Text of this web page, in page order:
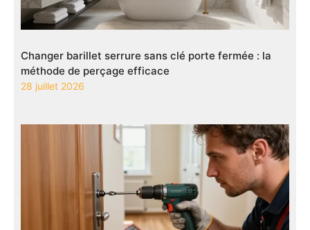
Changer barillet serrure sans clé porte fermée : la
méthode de perçage efficace
28 juillet 2026